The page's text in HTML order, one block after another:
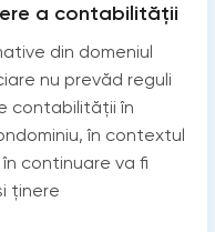
a contabilității
din domeniul
nu prevăd reguli
contabilității în
în contextul
continuare va fi
ținere